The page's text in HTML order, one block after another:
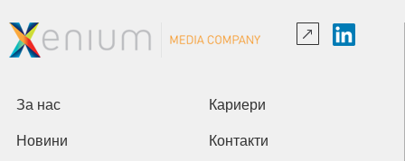
За нас Кариери
Новини Контакти